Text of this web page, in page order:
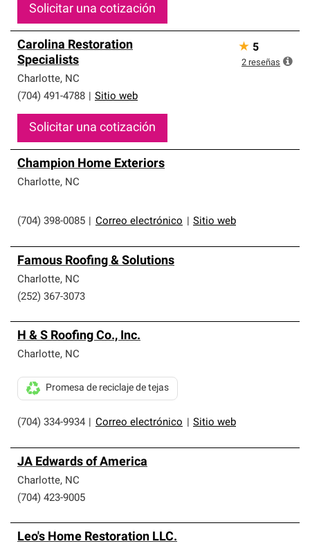
Solicitar una cotización
Carolina Restoration
Specialists
Charlotte, NC
(704) 491-4788
Sitio web
Solicitar una cotización
★ 5
2 reseñas
Champion Home Exteriors
Charlotte, NC
(704) 398-0085 Correo electrónico Sitio web
Famous Roofing & Solutions
Charlotte, NC
(252) 367-3073
H & S Roofing Co., Inc.
Charlotte, NC
(704) 334-9934 Correo electrónico Sitio web
Promesa de reciclaje de tejas
JA Edwards of America
Charlotte, NC
(704) 423-9005
Leo's Home Restoration LLC.